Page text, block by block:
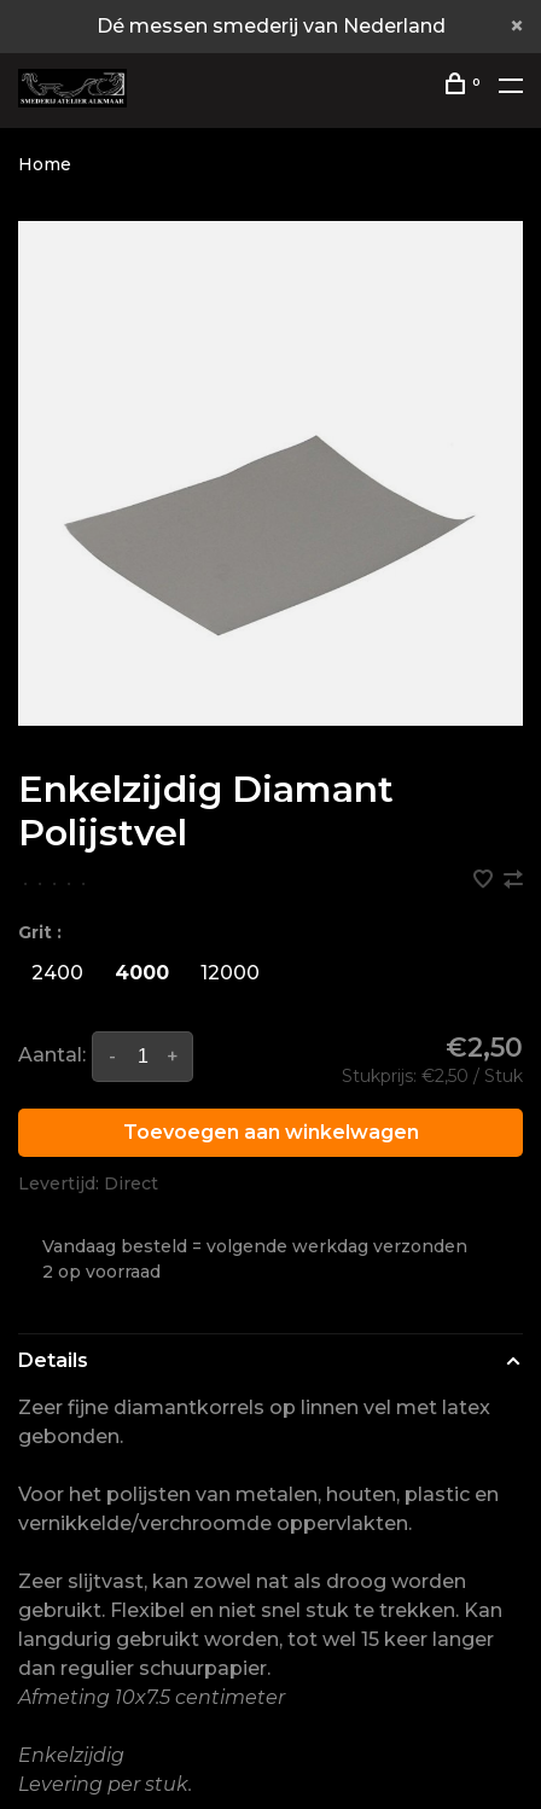
Dé messen smederij van Nederland
0
Home
Enkelzijdig Diamant
Polijstvel
• • • • •
Grit :
2400 4000 12000
Aantal: +
- €2,50
Stukprijs: €2,50 / Stuk
Toevoegen aan winkelwagen
Levertijd: Direct
Vandaag besteld = volgende werkdag verzonden
2 op voorraad
Details
Zeer fijne diamantkorrels op linnen vel met latex
gebonden.
Voor het polijsten van metalen, houten, plastic en
vernikkelde/verchroomde oppervlakten.
Zeer slijtvast, kan zowel nat als droog worden
gebruikt. Flexibel en niet snel stuk te trekken. Kan
langdurig gebruikt worden, tot wel 15 keer langer
dan regulier schuurpapier.
Afmeting 10x7.5 centimeter
Enkelzijdig
Levering per stuk.